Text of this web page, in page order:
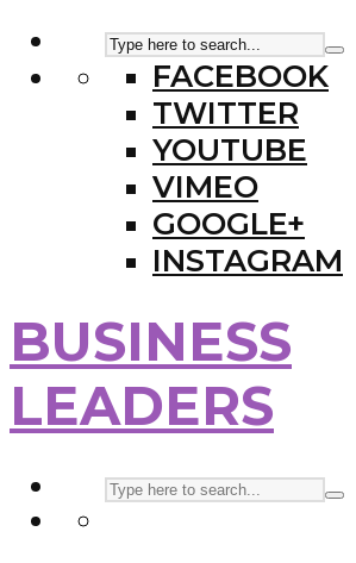
FACEBOOK
TWITTER
YOUTUBE
VIMEO
GOOGLE+
INSTAGRAM
BUSINESS
LEADERS